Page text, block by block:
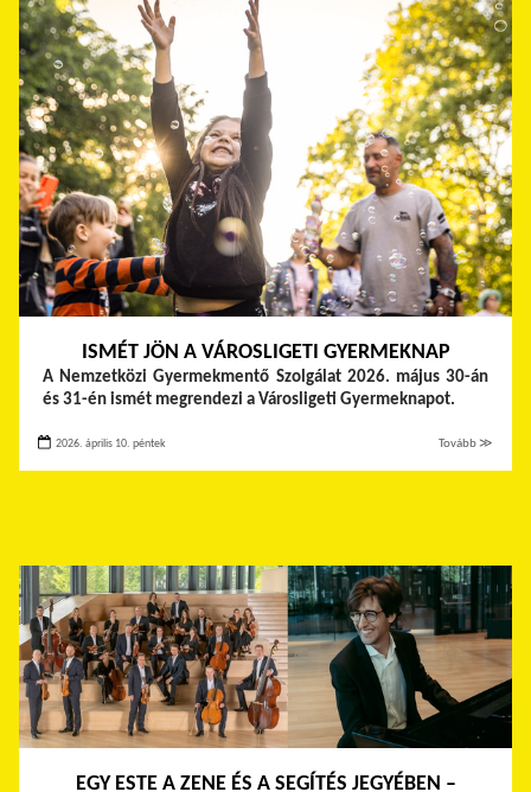
ISMÉT JÖN A VÁROSLIGETI GYERMEKNAP
A Nemzetközi Gyermekmentő Szolgálat 2026. május 30-án
és 31-én ismét megrendezi a Városligeti Gyermeknapot.
2026. április 10. péntek Tovább ≫
EGY ESTE A ZENE ÉS A SEGÍTÉS JEGYÉBEN –